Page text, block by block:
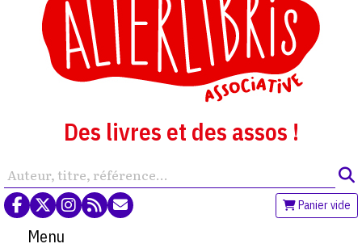
Des livres et des assos !
Panier vide
Menu